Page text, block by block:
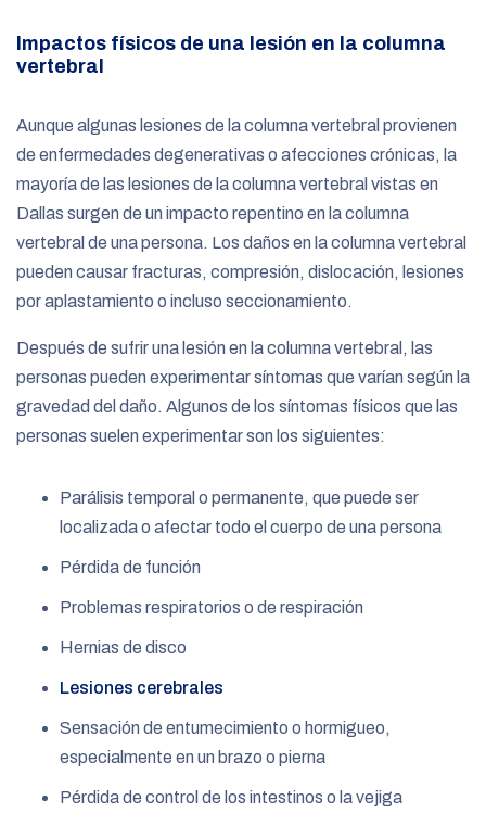
Impactos físicos de una lesión en la columna
vertebral
Aunque algunas lesiones de la columna vertebral provienen
de enfermedades degenerativas o afecciones crónicas, la
mayoría de las lesiones de la columna vertebral vistas en
Dallas surgen de un impacto repentino en la columna
vertebral de una persona. Los daños en la columna vertebral
pueden causar fracturas, compresión, dislocación, lesiones
por aplastamiento o incluso seccionamiento.
Después de sufrir una lesión en la columna vertebral, las
personas pueden experimentar síntomas que varían según la
gravedad del daño. Algunos de los síntomas físicos que las
personas suelen experimentar son los siguientes:
Parálisis temporal o permanente, que puede ser
localizada o afectar todo el cuerpo de una persona
Pérdida de función
Problemas respiratorios o de respiración
Hernias de disco
Lesiones cerebrales
Sensación de entumecimiento o hormigueo,
especialmente en un brazo o pierna
Pérdida de control de los intestinos o la vejiga